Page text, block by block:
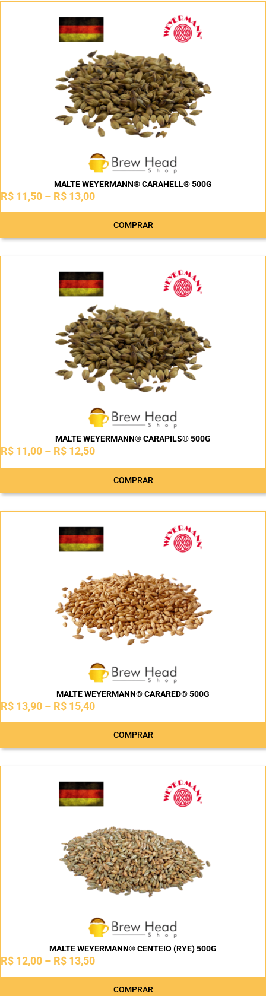
MALTE WEYERMANN® CARAHELL® 500G
R$ 11,50 – R$ 13,00
COMPRAR
MALTE WEYERMANN® CARAPILS® 500G
R$ 11,00 – R$ 12,50
COMPRAR
MALTE WEYERMANN® CARARED® 500G
R$ 13,90 – R$ 15,40
COMPRAR
MALTE WEYERMANN® CENTEIO (RYE) 500G
R$ 12,00 – R$ 13,50
COMPRAR